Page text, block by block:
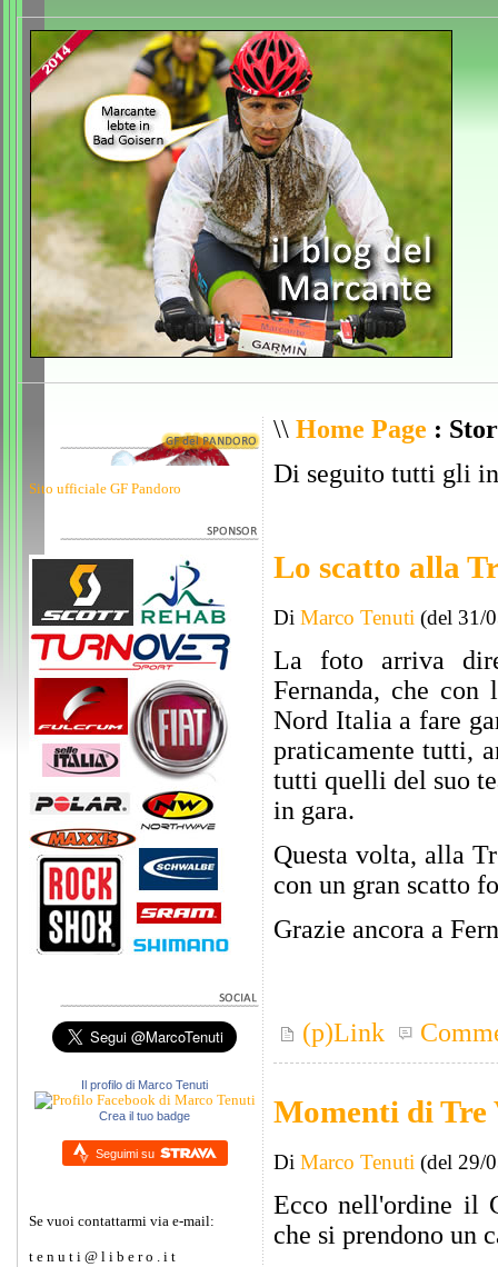
Sito ufficiale GF Pandoro
Il profilo di Marco Tenuti
Crea il tuo badge
Seguimi su
Se vuoi contattarmi via e-mail:
t e n u t i @ l i b e r o . i t
\\ Home Page :
Di seguito tutti gli
Lo scatto alla
Di Marco Tenuti (del 31/
La foto arriva
Fernanda, che
Nord Italia a fare
praticamente tutti,
tutti quelli del suo
in gara.
Questa volta, alla
con un gran scatto
Grazie ancora a
(p)Link
Momenti di Tre
Di Marco Tenuti (del 29/
Ecco nell'ordine il
che si prendono un